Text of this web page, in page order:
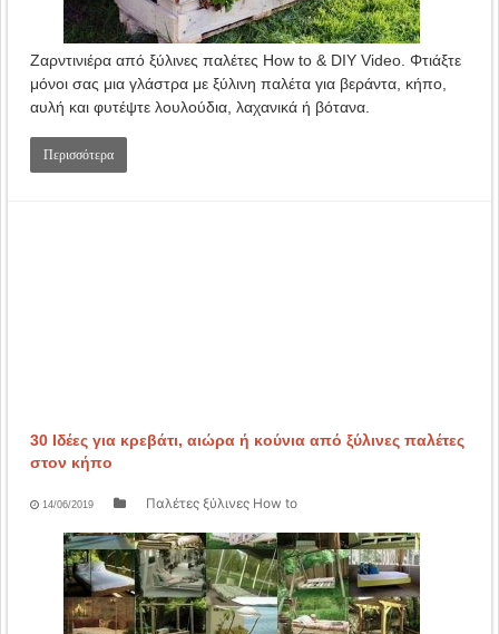
Ζαρντινιέρα από ξύλινες παλέτες How to & DIY Video. Φτιάξτε
μόνοι σας μια γλάστρα με ξύλινη παλέτα για βεράντα, κήπο,
αυλή και φυτέψτε λουλούδια, λαχανικά ή βότανα.
Περισσότερα
30 Ιδέες για κρεβάτι, αιώρα ή κούνια από ξύλινες παλέτες
στον κήπο
14/06/2019 Παλέτες ξύλινες How to